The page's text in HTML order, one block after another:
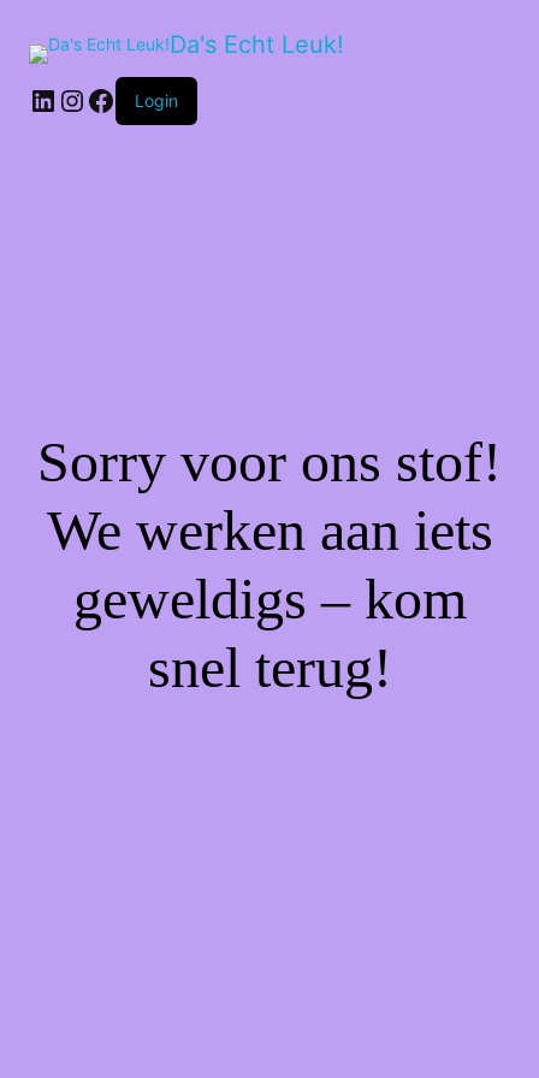
Da's Echt Leuk!
LinkedIn
Instagram
Facebook
Login
Sorry voor ons stof!
We werken aan iets
geweldigs – kom
snel terug!